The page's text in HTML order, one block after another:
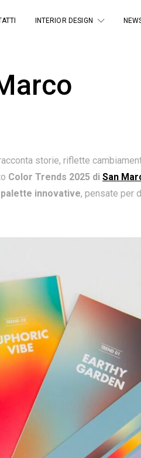
INTERIOR DESIGN
storie, riflette
Color Trends 2025 di San
innovative, pensate per